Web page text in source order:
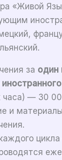
«Живой
за один
часа) — 30
и